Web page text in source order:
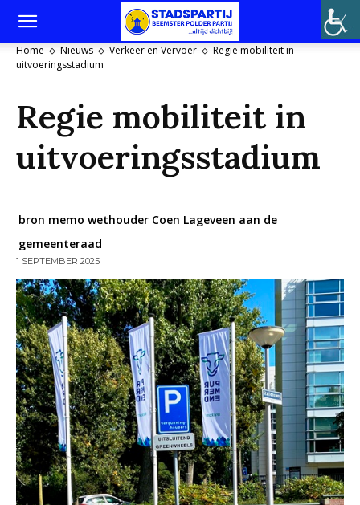
Home Nieuws Verkeer en Vervoer
Regie mobiliteit in
uitvoeringsstadium
Regie mobiliteit in
uitvoeringsstadium
bron memo wethouder Coen Lageveen aan de
gemeenteraad
1 SEPTEMBER 2025